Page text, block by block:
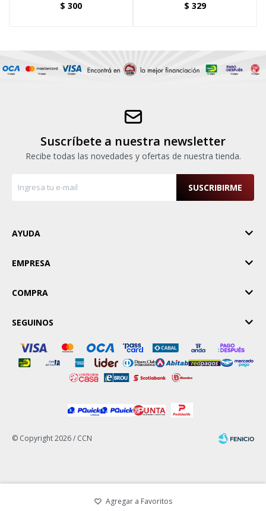
PISCINA
$ 300 $ 329
Suscríbete a nuestra newsletter
Recibe todas las novedades y ofertas de nuestra tienda.
SUSCRIBIRME
AYUDA
EMPRESA
COMPRA
SEGUINOS
© Copyright 2026 / CCN